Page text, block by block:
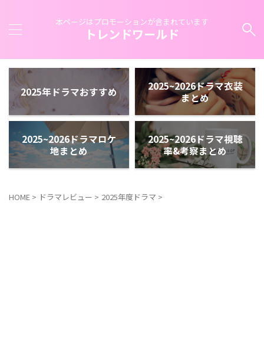
本ページはプロモーションが含まれています
トレンドワールド
2025年ドラマおすすめ
2025~2026ドラマ衣装
まとめ
2025~2026ドラマロケ
地まとめ
2025~2026ドラマ視聴
率&考察まとめ
HOME > ドラマレビュー > 2025年度ドラマ >